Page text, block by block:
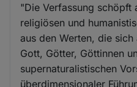
"Die Verfassung schöpft
religiösen und
aus den Werten, die
Gott, Götter, Göttinnen
supernaturalistischen
überdimensionaler